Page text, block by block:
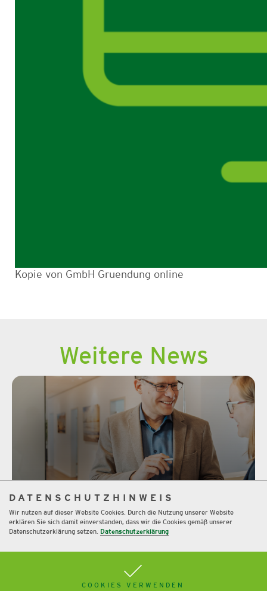
DATENSCHUTZHINWEIS
Wir nutzen auf dieser Website Cookies. Durch die Nutzung unserer Website
erklären Sie sich damit einverstanden, dass wir die Cookies gemäß unserer
Datenschutzerklärung setzen. Datenschutzerklärung
COOKIES VERWENDEN
Kopie von GmbH Gruendung online
Weitere News
Ja, wir sind Zukunftsgestalter.
Mehr